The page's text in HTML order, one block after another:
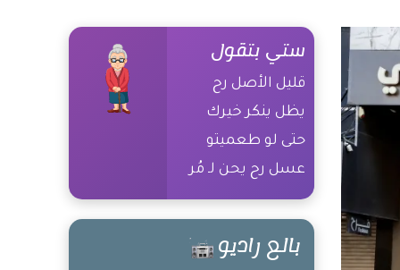
ستي بتقول
قليل الأصل رح
يظل ينكر خيرك
حتى لو طعميتو
عسل رح يحن لـ مُر
غيرك
بالع راديو